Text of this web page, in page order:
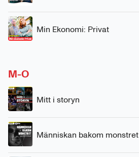
Min Ekonomi: Privat
M-O
Mitt i storyn
Människan bakom monstret